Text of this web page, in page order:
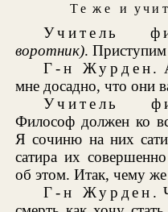
Те же и
Учитель
воротник). Приступим
Г-н Журден.
мне досадно, что они
Учитель
Философ должен ко
Я сочиню на них
сатира их
об этом. Итак, чему же
Г-н Журден .